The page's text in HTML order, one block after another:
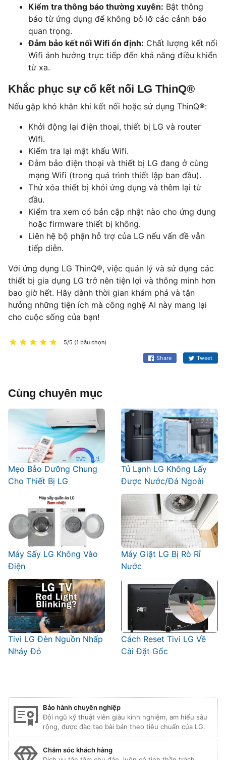
Kiểm tra thông báo thường xuyên: Bật thông
báo từ ứng dụng để không bỏ lỡ các cảnh báo
quan trọng.
Đảm bảo kết nối Wifi ổn định: Chất lượng kết nối
Wifi ảnh hưởng trực tiếp đến khả năng điều khiển
từ xa.
Khắc phục sự cố kết nối LG ThinQ®
Nếu gặp khó khăn khi kết nối hoặc sử dụng ThinQ®:
Khởi động lại điện thoại, thiết bị LG và router
Wifi.
Kiểm tra lại mật khẩu Wifi.
Đảm bảo điện thoại và thiết bị LG đang ở cùng
mạng Wifi (trong quá trình thiết lập ban đầu).
Thử xóa thiết bị khỏi ứng dụng và thêm lại từ
đầu.
Kiểm tra xem có bản cập nhật nào cho ứng dụng
hoặc firmware thiết bị không.
Liên hệ bộ phận hỗ trợ của LG nếu vấn đề vẫn
tiếp diễn.
Với ứng dụng LG ThinQ®, việc quản lý và sử dụng các
thiết bị gia dụng LG trở nên tiện lợi và thông minh hơn
bao giờ hết. Hãy dành thời gian khám phá và tận
hưởng những tiện ích mà công nghệ AI này mang lại
cho cuộc sống của bạn!
5/5 (1 bầu chọn)
Share Tweet
Cùng chuyên mục
Mẹo Bảo Dưỡng Chung
Cho Thiết Bị LG
Tủ Lạnh LG Không Lấy
Được Nước/Đá Ngoài
Máy Sấy LG Không Vào
Điện
Máy Giặt LG Bị Rò Rỉ
Nước
Tivi LG Đèn Nguồn Nhấp
Nháy Đỏ
Cách Reset Tivi LG Về
Cài Đặt Gốc
Bảo hành chuyên nghiệp
Đội ngũ kỹ thuật viên giàu kinh nghiệm, am hiểu sâu
rộng, được đào tạo bài bản theo tiêu chuẩn của LG.
Chăm sóc khách hàng